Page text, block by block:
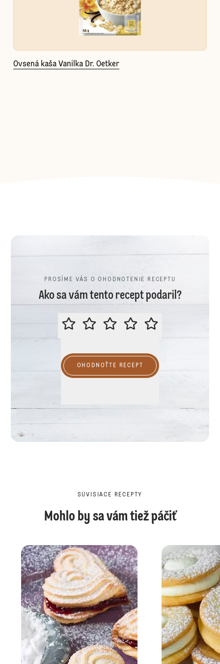
Ovsená kaša Vanilka Dr. Oetker
PROSÍME VÁS O OHODNOTENIE RECEPTU
Ako sa vám tento recept podaril?
PROSÍME VÁS O OHODNOTENIE
OHODNOŤTE RECEPT
SÚVISIACE RECEPTY
Mohlo by sa vám tiež páčiť